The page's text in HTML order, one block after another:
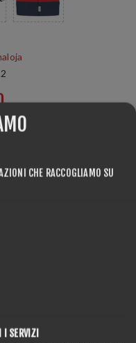
CHE RACCOGLIAMO SU
I SERVIZI